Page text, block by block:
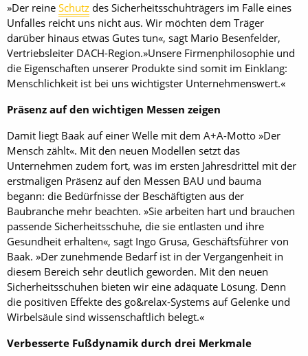
»Der reine Schutz des Sicherheitsschuhträgers im Falle eines
Unfalles reicht uns nicht aus. Wir möchten dem Träger
darüber hinaus etwas Gutes tun«, sagt Mario Besenfelder,
Vertriebsleiter DACH-Region.»Unsere Firmenphilosophie und
die Eigenschaften unserer Produkte sind somit im Einklang:
Menschlichkeit ist bei uns wichtigster Unternehmenswert.«
Präsenz auf den wichtigen Messen zeigen
Damit liegt Baak auf einer Welle mit dem A+A-Motto »Der
Mensch zählt«. Mit den neuen Modellen setzt das
Unternehmen zudem fort, was im ersten Jahresdrittel mit der
erstmaligen Präsenz auf den Messen BAU und bauma
begann: die Bedürfnisse der Beschäftigten aus der
Baubranche mehr beachten. »Sie arbeiten hart und brauchen
passende Sicherheitsschuhe, die sie entlasten und ihre
Gesundheit erhalten«, sagt Ingo Grusa, Geschäftsführer von
Baak. »Der zunehmende Bedarf ist in der Vergangenheit in
diesem Bereich sehr deutlich geworden. Mit den neuen
Sicherheitsschuhen bieten wir eine adäquate Lösung. Denn
die positiven Effekte des go&relax-Systems auf Gelenke und
Wirbelsäule sind wissenschaftlich belegt.«
Verbesserte Fußdynamik durch drei Merkmale